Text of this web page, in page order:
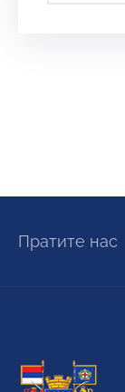
Пратите нас